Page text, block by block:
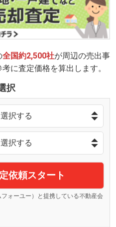
全国約2,500社が周辺の売出事
に査定価格を算出します。
択
依頼スタート
ォーユー）と提携している不動産会